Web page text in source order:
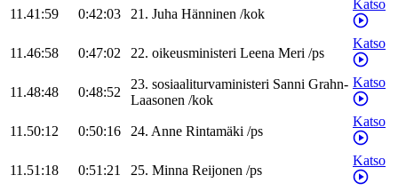
11.41:59 0:42:03 21. Juha Hänninen /kok
Katso
11.46:58 0:47:02 22. oikeusministeri Leena Meri /ps
Katso
11.48:48 0:48:52
23. sosiaaliturvaministeri Sanni Grahn-
Laasonen /kok
Katso
11.50:12 0:50:16 24. Anne Rintamäki /ps
Katso
11.51:18 0:51:21 25. Minna Reijonen /ps
Katso